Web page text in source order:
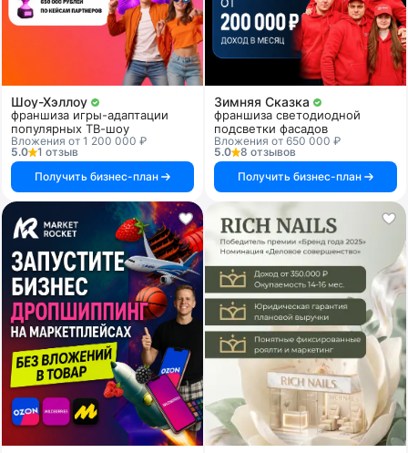
Шоу-Хэллоу
франшиза игры-адаптации
популярных ТВ-шоу
Вложения от 1 200 000 ₽
5.0
1 отзыв
Получить бизнес-план
Зимняя Сказка
франшиза светодиодной
подсветки фасадов
Вложения от 650 000 ₽
5.0
8 отзывов
Получить бизнес-план